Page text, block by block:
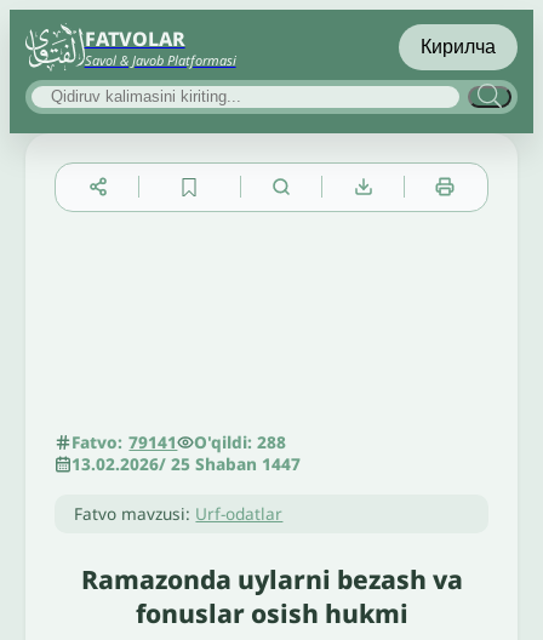
FATVOLAR
Savol & Javob Platformasi
Кирилча
Fatvo: 79141
O'qildi: 288
13.02.2026/25 Shaban 1447
Fatvo mavzusi: Urf-odatlar
Ramazonda uylarni bezash va
fonuslar osish hukmi